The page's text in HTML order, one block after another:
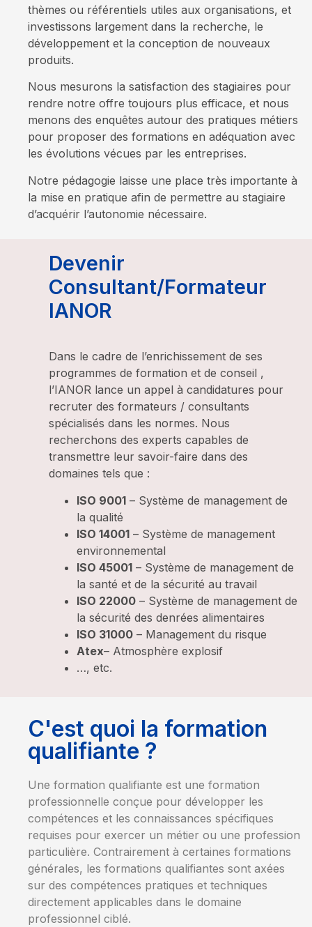
thèmes ou référentiels utiles aux organisations, et
investissons largement dans la recherche, le
développement et la conception de nouveaux
produits.
Nous mesurons la satisfaction des stagiaires pour
rendre notre offre toujours plus efficace, et nous
menons des enquêtes autour des pratiques métiers
pour proposer des formations en adéquation avec
les évolutions vécues par les entreprises.
Notre pédagogie laisse une place très importante à
la mise en pratique afin de permettre au stagiaire
d’acquérir l’autonomie nécessaire.
Devenir
Consultant/Formateur
IANOR
Dans le cadre de l’enrichissement de ses
programmes de formation et de conseil ,
l’IANOR lance un appel à candidatures pour
recruter des formateurs / consultants
spécialisés dans les normes. Nous
recherchons des experts capables de
transmettre leur savoir-faire dans des
domaines tels que :
ISO 9001 – Système de management de
la qualité
ISO 14001 – Système de management
environnemental
ISO 45001 – Système de management de
la santé et de la sécurité au travail
ISO 22000 – Système de management de
la sécurité des denrées alimentaires
ISO 31000 – Management du risque
Atex– Atmosphère explosif
…, etc.
C'est quoi la formation
qualifiante ?
Une formation qualifiante est une formation
professionnelle conçue pour développer les
compétences et les connaissances spécifiques
requises pour exercer un métier ou une profession
particulière. Contrairement à certaines formations
générales, les formations qualifiantes sont axées
sur des compétences pratiques et techniques
directement applicables dans le domaine
professionnel ciblé.